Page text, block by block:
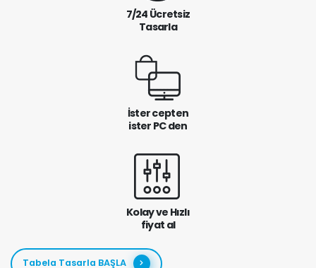
7/24 Ücretsiz
Tasarla
İster cepten
ister PC den
Kolay ve Hızlı
fiyat al
Tabela Tasarla BAŞLA